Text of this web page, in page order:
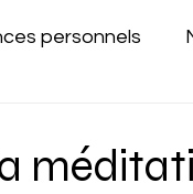
personnels